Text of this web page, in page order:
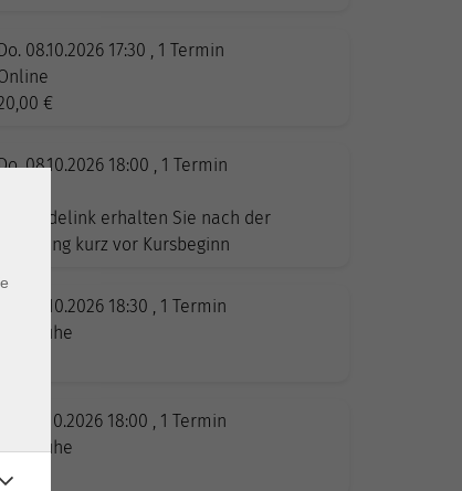
Do. 08.10.2026 17:30 , 1 Termin
€
08.10.2026 18:00 , 1 Termin
Anmeldelink erhalten Sie nach der
kurz vor Kursbeginn
Do. 08.10.2026 18:30 , 1 Termin
Karlsruhe
Mo. 12.10.2026 18:00 , 1 Termin
Karlsruhe